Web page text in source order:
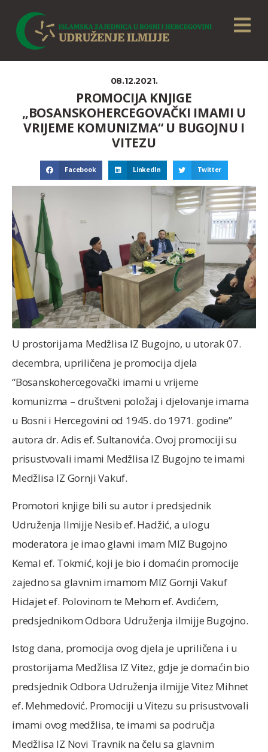
08.12.2021.
PROMOCIJA KNJIGE
„BOSANSKOHERCEGOVAČKI IMAMI U
VRIJEME KOMUNIZMA“ U BUGOJNU I
VITEZU
Facebook LinkedIn Twitter
U prostorijama Medžlisa IZ Bugojno, u utorak 07.
decembra, upriličena je promocija djela
“Bosanskohercegovački imami u vrijeme
komunizma – društveni položaj i djelovanje imama
u Bosni i Hercegovini od 1945. do 1971. godine”
autora dr. Adis ef. Sultanovića. Ovoj promociji su
prisustvovali imami Medžlisa IZ Bugojno te imami
Medžlisa IZ Gornji Vakuf.
Promotori knjige bili su autor i predsjednik
Udruženja Ilmijje Nesib ef. Hadžić, a ulogu
moderatora je imao glavni imam MIZ Bugojno
Kemal ef. Tokmić, koji je bio i domaćin promocije
zajedno sa glavnim imamom MIZ Gornji Vakuf
Hidajet ef. Polovinom te Mehom ef. Avdićem,
predsjednikom Odbora Udruženja ilmijje Bugojno.
Istog dana, promocija ovog djela je upriličena i u
prostorijama Medžlisa IZ Vitez, gdje je domaćin bio
predsjednik Odbora Udruženja ilmijje Vitez Mihnet
ef. Mehmedović. Promociji u Vitezu su prisustvovali
imami ovog medžlisa, te imami sa područja
Medžlisa IZ Novi Travnik na čelu sa glavnim